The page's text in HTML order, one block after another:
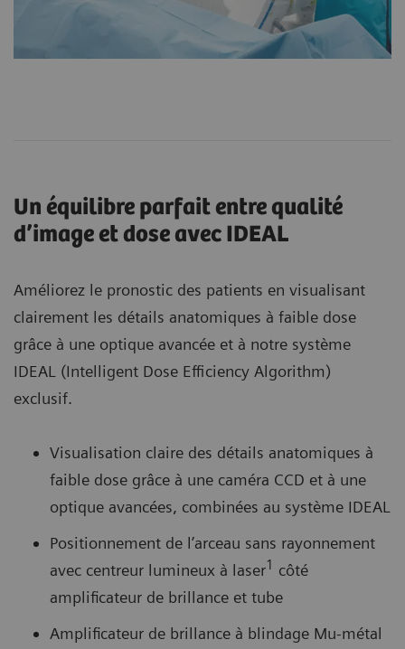
Un équilibre parfait entre qualité
d’image et dose avec IDEAL
Améliorez le pronostic des patients en visualisant
clairement les détails anatomiques à faible dose
grâce à une optique avancée et à notre système
IDEAL (Intelligent Dose Efficiency Algorithm)
exclusif.
Visualisation claire des détails anatomiques à
faible dose grâce à une caméra CCD et à une
optique avancées, combinées au système IDEAL
Positionnement de l’arceau sans rayonnement
avec centreur lumineux à laser1 côté
amplificateur de brillance et tube
Amplificateur de brillance à blindage Mu-métal